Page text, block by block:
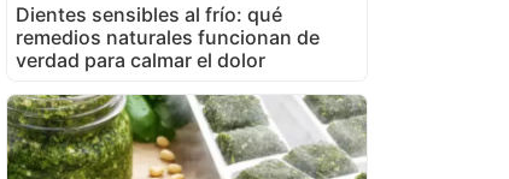
Dientes sensibles al frío: qué
remedios naturales funcionan de
verdad para calmar el dolor